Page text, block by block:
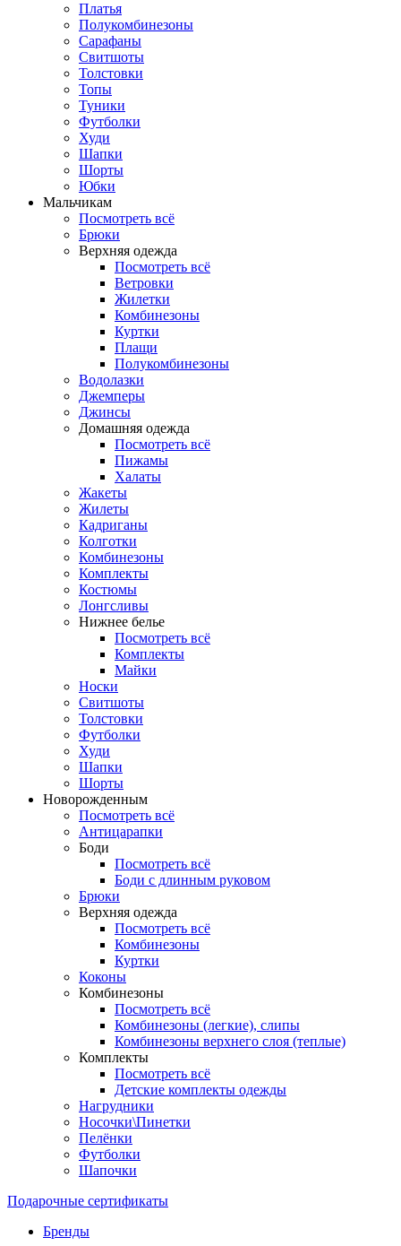
Платья
Полукомбинезоны
Сарафаны
Свитшоты
Толстовки
Топы
Туники
Футболки
Худи
Шапки
Шорты
Юбки
Мальчикам
Посмотреть всё
Брюки
Верхняя одежда
Посмотреть всё
Ветровки
Жилетки
Комбинезоны
Куртки
Плащи
Полукомбинезоны
Водолазки
Джемперы
Джинсы
Домашняя одежда
Посмотреть всё
Пижамы
Халаты
Жакеты
Жилеты
Кадриганы
Колготки
Комбинезоны
Комплекты
Костюмы
Лонгсливы
Нижнее белье
Посмотреть всё
Комплекты
Майки
Носки
Свитшоты
Толстовки
Футболки
Худи
Шапки
Шорты
Новорожденным
Посмотреть всё
Антицарапки
Боди
Посмотреть всё
Боди с длинным руковом
Брюки
Верхняя одежда
Посмотреть всё
Комбинезоны
Куртки
Коконы
Комбинезоны
Посмотреть всё
Комбинезоны (легкие), слипы
Комбинезоны верхнего слоя (теплые)
Комплекты
Посмотреть всё
Детские комплекты одежды
Нагрудники
Носочки\Пинетки
Пелёнки
Футболки
Шапочки
Подарочные сертификаты
Бренды